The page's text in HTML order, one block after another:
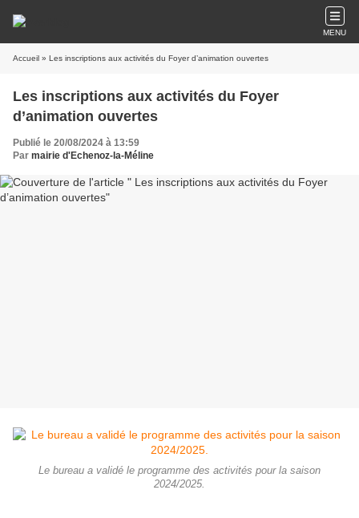
MENU
Accueil » Les inscriptions aux activités du Foyer d’animation ouvertes
Les inscriptions aux activités du Foyer
d’animation ouvertes
Publié le 20/08/2024 à 13:59
Par mairie d'Echenoz-la-Méline
Le bureau a validé le programme des activités pour la saison
2024/2025.